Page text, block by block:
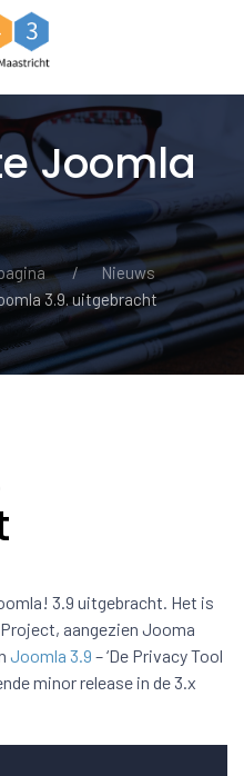
Joomla
Nieuws
3.9. uitgebracht
3.9 uitgebracht. Het is
aangezien Jooma
Joomla 3.9 – ‘De Privacy Tool
minor release in de 3.x